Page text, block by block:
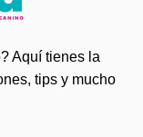
Aquí tienes la
tips y mucho